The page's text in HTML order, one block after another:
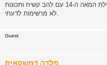
מאד, ומולה חרב ארוכה ("יד וחצי") מתחילת המאה ה-14 עם להב קשיח ותכונות
Guest
פלדה דמשקאית